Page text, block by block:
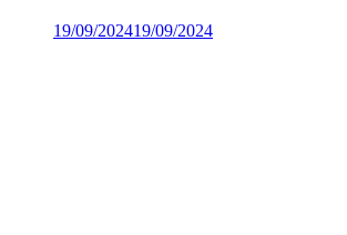
19/09/202419/09/2024